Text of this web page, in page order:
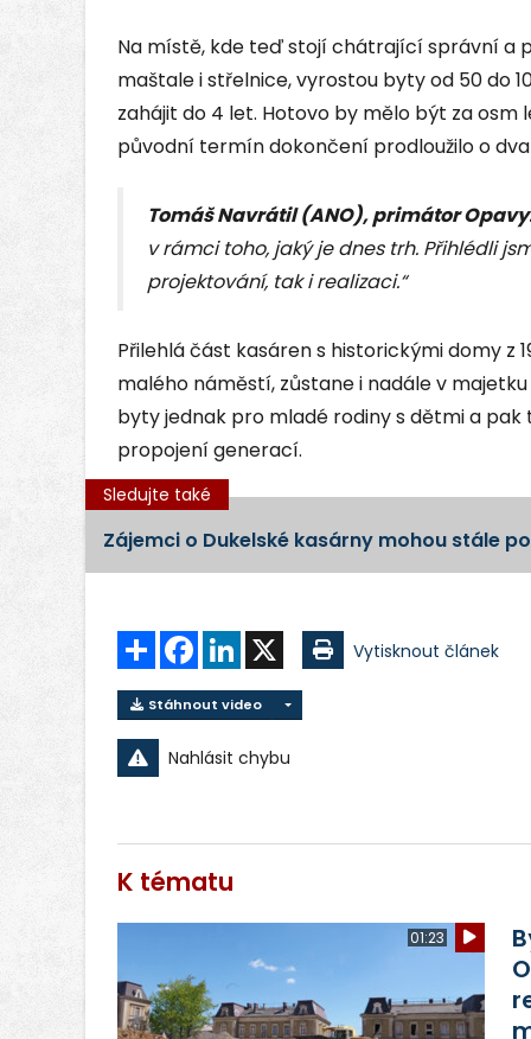
Na místě, kde teď stojí chátrající správní a
maštale i střelnice, vyrostou byty od 50 do
zahájit do 4 let. Hotovo by mělo být za osm
původní termín dokončení prodloužilo o
Tomáš Navrátil (ANO), primátor
v rámci toho, jaký je dnes trh. Přihlédli
projektování, tak i realizaci.“
Přilehlá část kasáren s historickými domy z
malého náměstí, zůstane i nadále v
byty jednak pro mladé rodiny s dětmi a
propojení generací.
Sledujte také
Zájemci o Dukelské kasárny mohou stále
Sdílet FacebookLinkedIn Vytisknout článek
Stáhnout video
Nahlásit chybu
K tématu
01:23